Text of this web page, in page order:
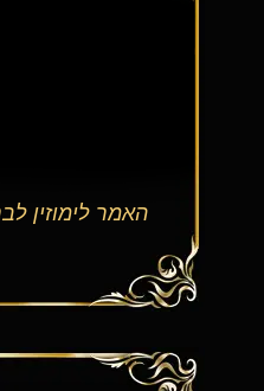
האמר לימוזין לבר מצווה